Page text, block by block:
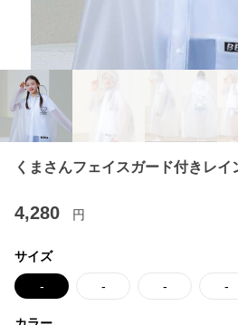
くまさんフェイスガード付きレイ
4,280 円
サイズ
- - - -